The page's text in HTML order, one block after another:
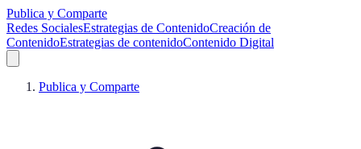
Publica y Comparte
Redes SocialesEstrategias de ContenidoCreación de
ContenidoEstrategias de contenidoContenido Digital
Publica y Comparte